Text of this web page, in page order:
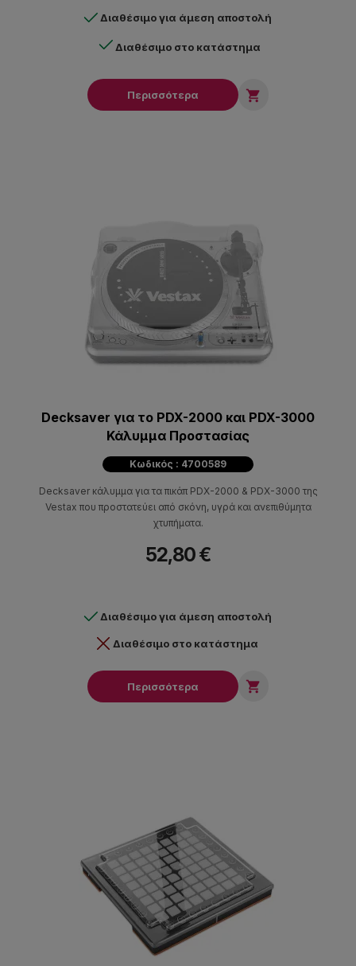
Διαθέσιμο για άμεση αποστολή
Διαθέσιμο στο κατάστημα
Περισσότερα 
Decksaver για το PDX-2000 και PDX-3000
Κάλυμμα Προστασίας
Κωδικός : 4700589
Decksaver κάλυμμα για τα πικάπ PDX-2000 & PDX-3000 της
Vestax που προστατεύει από σκόνη, υγρά και ανεπιθύμητα
χτυπήματα.
52,80 €
Διαθέσιμο για άμεση αποστολή
Διαθέσιμο στο κατάστημα
Περισσότερα 